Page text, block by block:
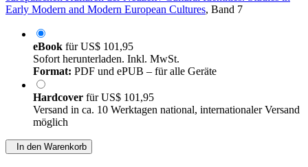
Early Modern and Modern European Cultures, Band 7
eBook fürUS$ 101,95
Sofort herunterladen. Inkl. MwSt.
Format: PDF und ePUB – für alle Geräte
Hardcover fürUS$ 101,95
Versand in ca. 10 Werktagen national, internationaler Versand
möglich
In den Warenkorb